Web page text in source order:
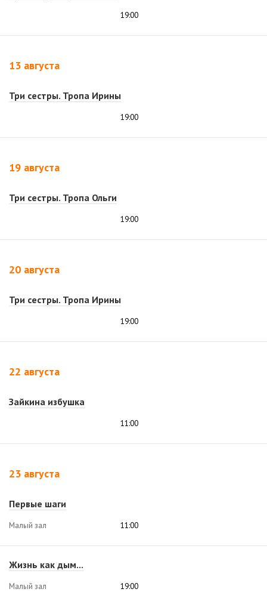
19:00
13 августа
Три сестры. Тропа Ирины
19:00
19 августа
Три сестры. Тропа Ольги
19:00
20 августа
Три сестры. Тропа Ирины
19:00
22 августа
Зайкина избушка
11:00
23 августа
Первые шаги
Малый зал 11:00
Жизнь как дым...
Малый зал 19:00